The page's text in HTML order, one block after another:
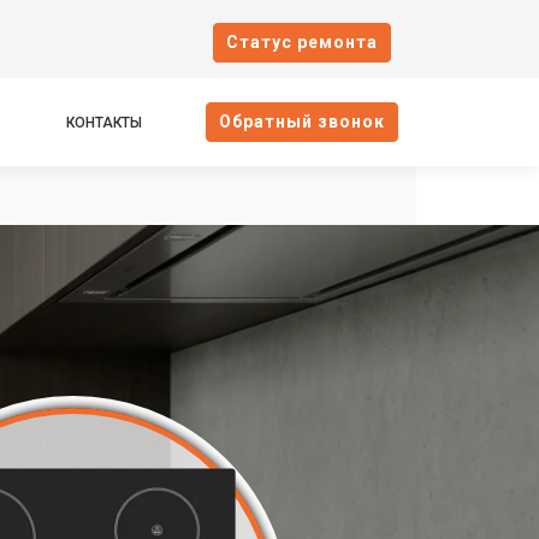
Cтатус ремонта
КОНТАКТЫ Oбратный звонок